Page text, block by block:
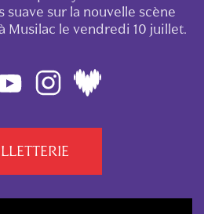
suave sur la nouvelle scène
Musilac le vendredi 10 juillet.